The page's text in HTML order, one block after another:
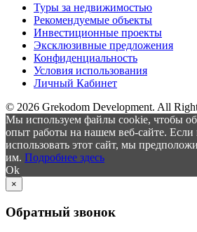
Туры за недвижимостью
Рекомендуемые объекты
Инвестиционные проекты
Эксклюзивные предложения
Конфиденциальность
Условия использования
Личный Кабинет
© 2026 Grekodom Development. All
Мы используем файлы cookie, чтобы
опыт работы на нашем веб-сайте.
использовать этот сайт, мы
им. Подробнее здесь
Ok
×
Обратный звонок